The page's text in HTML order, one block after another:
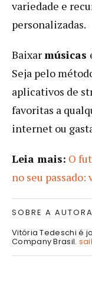
variedade e
personalizadas.
Baixarmúsicas
Seja pelo
aplicativos de
favoritas a
internet ou
Leia mais: O
no seu
SOBRE A AUTORA
Vitória Tedeschi é
Company Brasil.